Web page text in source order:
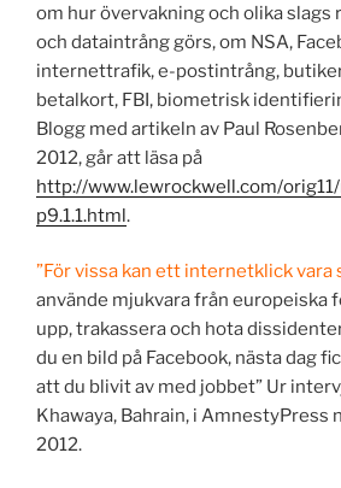
om hur övervakning och olika
och dataintrång görs, om NSA,
internettrafik, e-postintrång,
betalkort, FBI, biometrisk
Blogg med artikeln av Paul
2012, går att läsa på
http://www.lewrockwell.com/
p9.1.1.html.
”För vissa kan ett internetklick vara
använde mjukvara från europeiska
upp, trakassera och hota
du en bild på Facebook, nästa dag
att du blivit av med jobbet” Ur
Khawaya, Bahrain, i AmnestyPress
2012.